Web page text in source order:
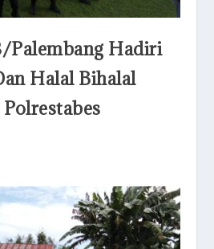
Palembang Hadiri
Halal Bihalal